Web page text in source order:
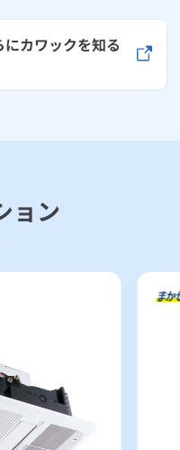
カワックを知る
ョン